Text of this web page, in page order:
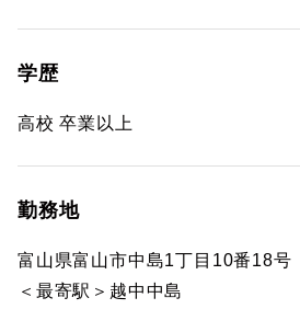
学歴
高校 卒業以上
勤務地
富山県富山市中島1丁目10番18号
＜最寄駅＞越中中島